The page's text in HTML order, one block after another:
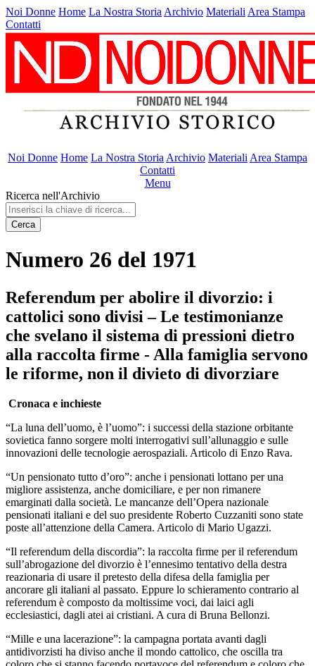
Noi Donne Home La Nostra Storia Archivio Materiali Area Stampa
Contatti
Noi Donne Home La Nostra Storia Archivio Materiali Area Stampa
Contatti
Menu
Ricerca nell'Archivio
Cerca
Numero 26 del 1971
Referendum per abolire il divorzio: i
cattolici sono divisi – Le testimonianze
che svelano il sistema di pressioni dietro
alla raccolta firme - Alla famiglia servono
le riforme, non il divieto di divorziare
Cronaca e inchieste
“La luna dell’uomo, è l’uomo”: i successi della stazione orbitante
sovietica fanno sorgere molti interrogativi sull’allunaggio e sulle
innovazioni delle tecnologie aerospaziali. Articolo di Enzo Rava.
“Un pensionato tutto d’oro”: anche i pensionati lottano per una
migliore assistenza, anche domiciliare, e per non rimanere
emarginati dalla società. Le mancanze dell’Opera nazionale
pensionati italiani e del suo presidente Roberto Cuzzaniti sono state
poste all’attenzione della Camera. Articolo di Mario Ugazzi.
“Il referendum della discordia”: la raccolta firme per il referendum
sull’abrogazione del divorzio è l’ennesimo tentativo della destra
reazionaria di usare il pretesto della difesa della famiglia per
ancorare gli italiani al passato. Eppure lo schieramento contrario al
referendum è composto da moltissime voci, dai laici agli
ecclesiastici, dagli atei ai cristiani. A cura di Bruna Bellonzi.
“Mille e una lacerazione”: la campagna portata avanti dagli
antidivorzisti ha diviso anche il mondo cattolico, che oscilla tra